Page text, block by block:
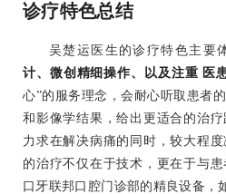
诊疗特色总结
吴楚运医生的诊疗特色主要
计、微创精细操作、以及注重 医
心”的服务理念，会耐心听取患者
和影像学结果，给出更适合的治
力求在解决病痛的同时，较大程
的治疗不仅在于技术，更在于与
口牙联邦口腔门诊部的精良设备，